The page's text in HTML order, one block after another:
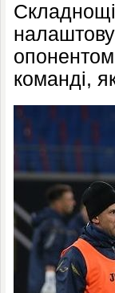
Складнощі
команді,